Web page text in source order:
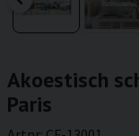
Akoestisch
Paris